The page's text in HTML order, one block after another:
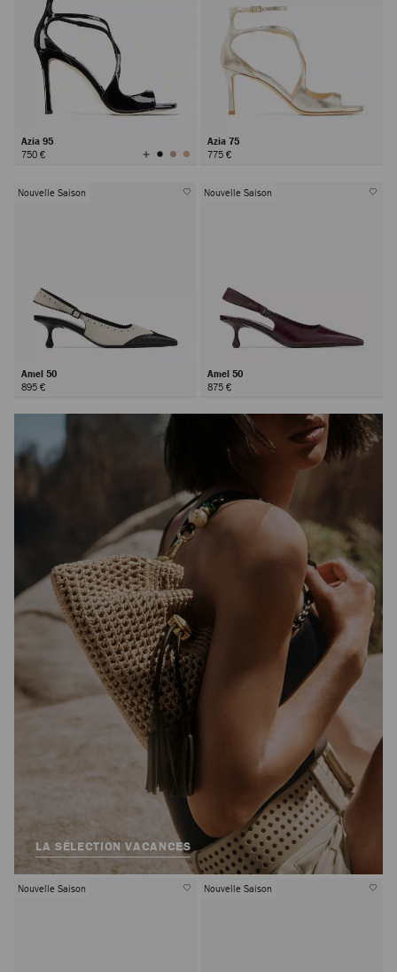
Azia 95
750 €
Afficher
toutes
Azia 75
775 €
Nouvelle Saison
Amel 50
895 €
Nouvelle Saison
Amel 50
875 €
LA SÉLECTION VACANCES
Nouvelle Saison Nouvelle Saison